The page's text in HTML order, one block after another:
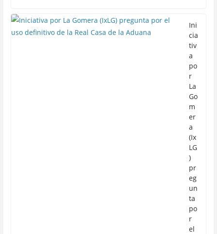
Ini
cia
tiv
a
po
r
La
Go
m
er
a
(Ix
LG
)
pr
eg
un
ta
po
r
el